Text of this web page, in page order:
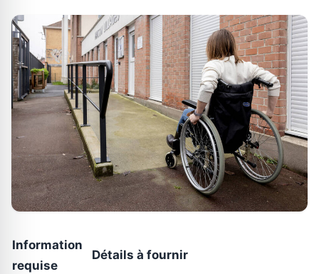
Information
requise
Détails à fournir